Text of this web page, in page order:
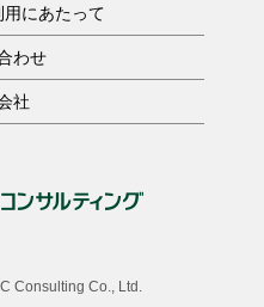
にあたって
わせ
社
Consulting Co., Ltd.